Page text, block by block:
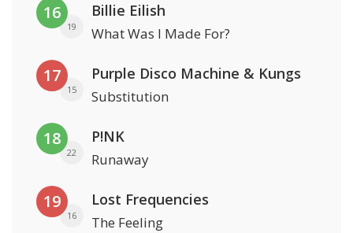
16
19
Billie Eilish
What Was I Made For?
17
15
Purple Disco Machine & Kungs
Substitution
18
22
P!NK
Runaway
19
16
Lost Frequencies
The Feeling